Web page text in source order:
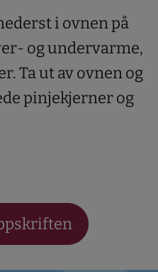
i ovnen på
og undervarme,
Ta ut av ovnen og
pinjekjerner og